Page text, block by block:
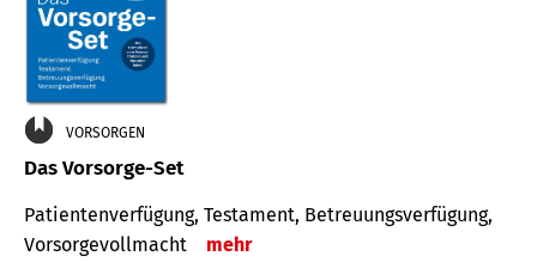
VORSORGEN
Das Vorsorge-Set
Patienten­ver­fügung, Testa­ment, Be­treuungs­verfü­gung,
Vor­sorge­voll­macht
mehr